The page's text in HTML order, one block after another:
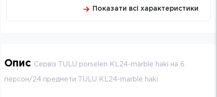
Показати всі характеристики
Опис Сервіз TULU porselen KL24-marble haki на 6
персон/24 предмети TULU KL24-marble haki